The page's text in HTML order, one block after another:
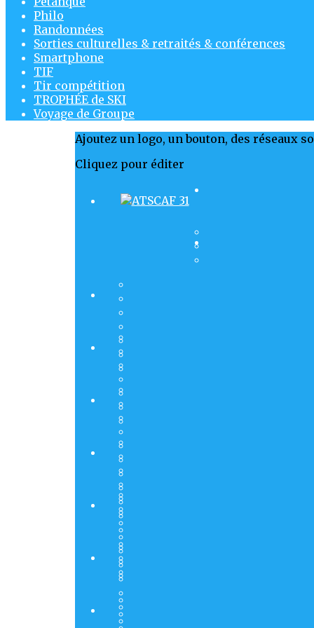
Philo
Randonnées
Sorties culturelles & retraités & conférences
Smartphone
TIF
Tir compétition
TROPHÉE de SKI
Voyage de Groupe
Ajoutez un logo, un bouton, des réseaux
Cliquez pour éditer